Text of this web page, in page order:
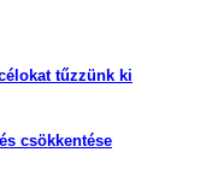
tűzzünk ki
csökkentése